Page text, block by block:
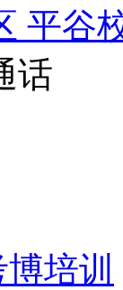
平谷
话
培训